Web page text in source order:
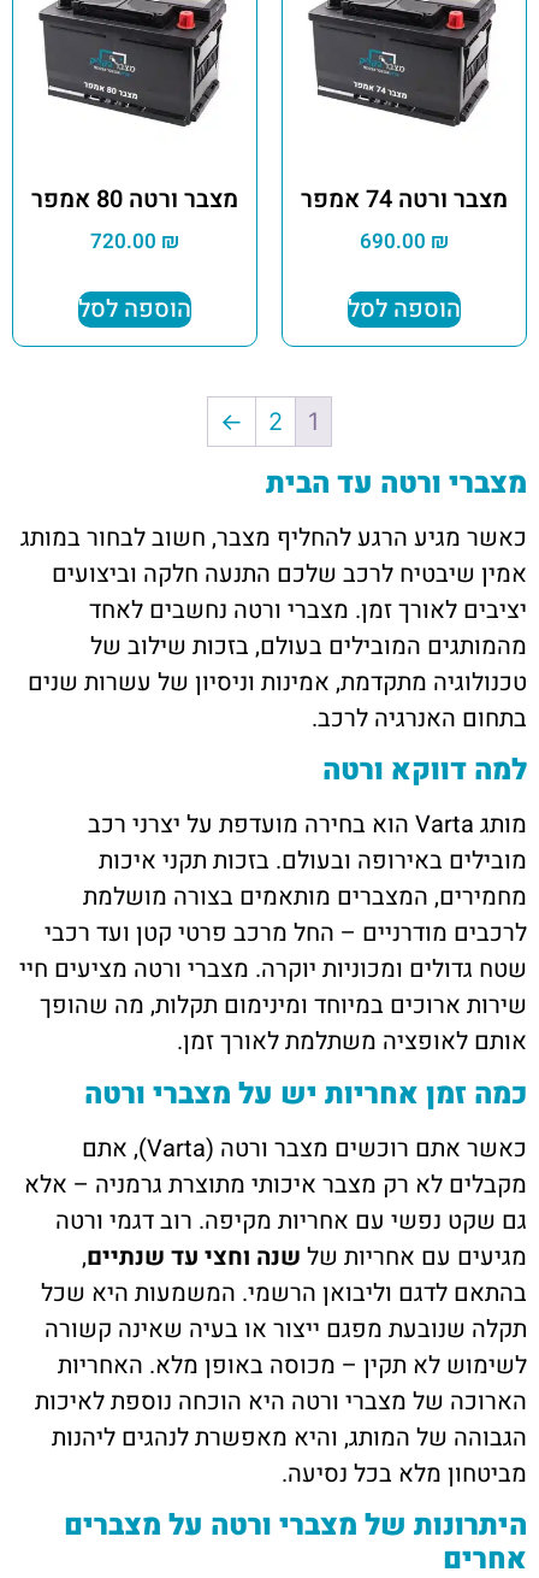
מצבר ורטה 74 אמפר
690.00 ₪
הוספה לסל
מצבר ורטה 80 אמפר
720.00 ₪
הוספה לסל
1
2
←
מצברי ורטה עד הבית
כאשר מגיע הרגע להחליף מצבר, חשוב לבחור במותג
אמין שיבטיח לרכב שלכם התנעה חלקה וביצועים
יציבים לאורך זמן. מצברי ורטה נחשבים לאחד
מהמותגים המובילים בעולם, בזכות שילוב של
טכנולוגיה מתקדמת, אמינות וניסיון של עשרות שנים
בתחום האנרגיה לרכב.
למה דווקא ורטה
מותג Varta הוא בחירה מועדפת על יצרני רכב
מובילים באירופה ובעולם. בזכות תקני איכות
מחמירים, המצברים מותאמים בצורה מושלמת
לרכבים מודרניים – החל מרכב פרטי קטן ועד רכבי
שטח גדולים ומכוניות יוקרה. מצברי ורטה מציעים חיי
שירות ארוכים במיוחד ומינימום תקלות, מה שהופך
אותם לאופציה משתלמת לאורך זמן.
כמה זמן אחריות יש על מצברי ורטה
כאשר אתם רוכשים מצבר ורטה (Varta), אתם
מקבלים לא רק מצבר איכותי מתוצרת גרמניה – אלא
גם שקט נפשי עם אחריות מקיפה. רוב דגמי ורטה
מגיעים עם אחריות של שנה וחצי עד שנתיים,
בהתאם לדגם וליבואן הרשמי. המשמעות היא שכל
תקלה שנובעת מפגם ייצור או בעיה שאינה קשורה
לשימוש לא תקין – מכוסה באופן מלא. האחריות
הארוכה של מצברי ורטה היא הוכחה נוספת לאיכות
הגבוהה של המותג, והיא מאפשרת לנהגים ליהנות
מביטחון מלא בכל נסיעה.
היתרונות של מצברי ורטה על מצברים
אחרים